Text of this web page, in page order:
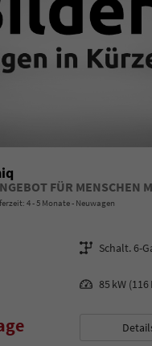
4 - 5 Monate Neuwagen
Getriebe
Schalt. 6-
85 kW (116